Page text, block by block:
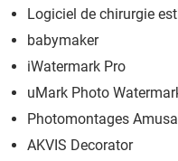
Logiciel de chirurgie
babymaker
iWatermark Pro
uMark Photo
Photomontages
AKVIS Decorator